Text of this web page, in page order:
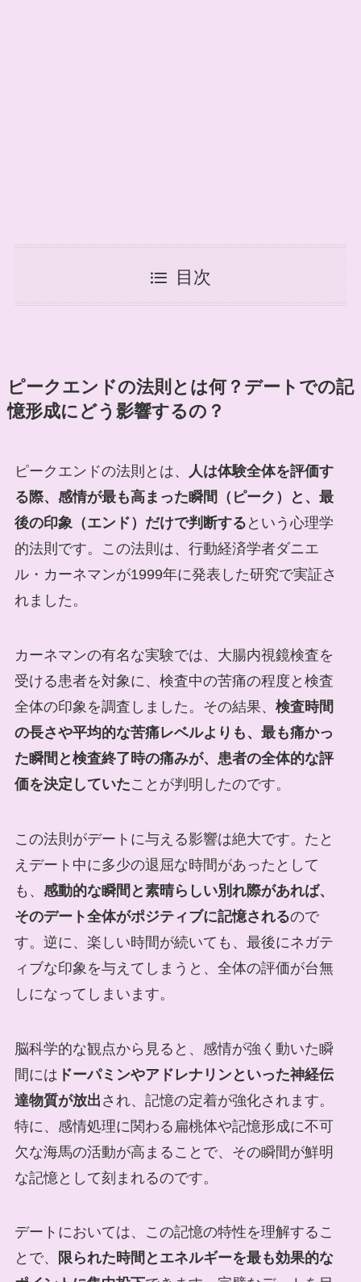
目次
ピークエンドの法則とは何？デートでの記
憶形成にどう影響するの？
ピークエンドの法則とは、
人は体験全体を評価す
る際、感情が最も高まった瞬間（ピーク）と、最
後の印象（エンド）だけで判断する という心理学
的法則です。この法則は、行動経済学者ダニエ
ル・カーネマンが1999年に発表した研究で実証さ
れました。
カーネマンの有名な実験では、大腸内視鏡検査を
受ける患者を対象に、検査中の苦痛の程度と検査
全体の印象を調査しました。その結果、 検査時間
の長さや平均的な苦痛レベルよりも、最も痛かっ
た瞬間と検査終了時の痛みが、患者の全体的な評
価を決定していたことが判明したのです。
この法則がデートに与える影響は絶大です。たと
えデート中に多少の退屈な時間があったとして
も、 感動的な瞬間と素晴らしい別れ際があれば、
そのデート全体がポジティブに記憶されるので
す。逆に、楽しい時間が続いても、最後にネガテ
ィブな印象を与えてしまうと、全体の評価が台無
しになってしまいます。
脳科学的な観点から見ると、感情が強く動いた瞬
間には ドーパミンやアドレナリンといった神経伝
達物質が放出 され、記憶の定着が強化されます。
特に、感情処理に関わる扁桃体や記憶形成に不可
欠な海馬の活動が高まることで、その瞬間が鮮明
な記憶として刻まれるのです。
デートにおいては、この記憶の特性を理解するこ
とで、
限られた時間とエネルギーを最も効果的な